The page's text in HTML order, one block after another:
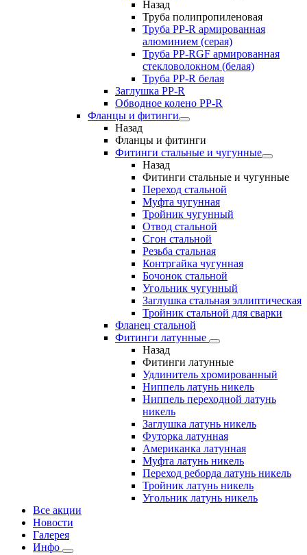
Назад
Труба полипропиленовая
Труба PP-R армированная
алюминием (серая)
Труба PP-RGF армированная
стекловолокном (белая)
Труба РР-R белая
Заглушка PP-R
Обводное колено PP-R
Фланцы и фитинги
Назад
Фланцы и фитинги
Фитинги стальные и чугунные
Назад
Фитинги стальные и чугунные
Переход стальной
Муфта чугунная
Тройник чугунный
Отвод стальной
Сгон стальной
Резьба стальная
Контргайка чугунная
Бочонок стальной
Угольник чугунный
Заглушка стальная эллиптическая
Тройник стальной для сварки
Фланец стальной
Фитинги латунные
Назад
Фитинги латунные
Удлинитель хромированный
Ниппель латунь никель
Ниппель переходной латунь
никель
Заглушка латунь никель
Футорка латунная
Американка латунная
Муфта латунь никель
Переход реборда латунь никель
Тройник латунь никель
Угольник латунь никель
Все акции
Новости
Галерея
Инфо